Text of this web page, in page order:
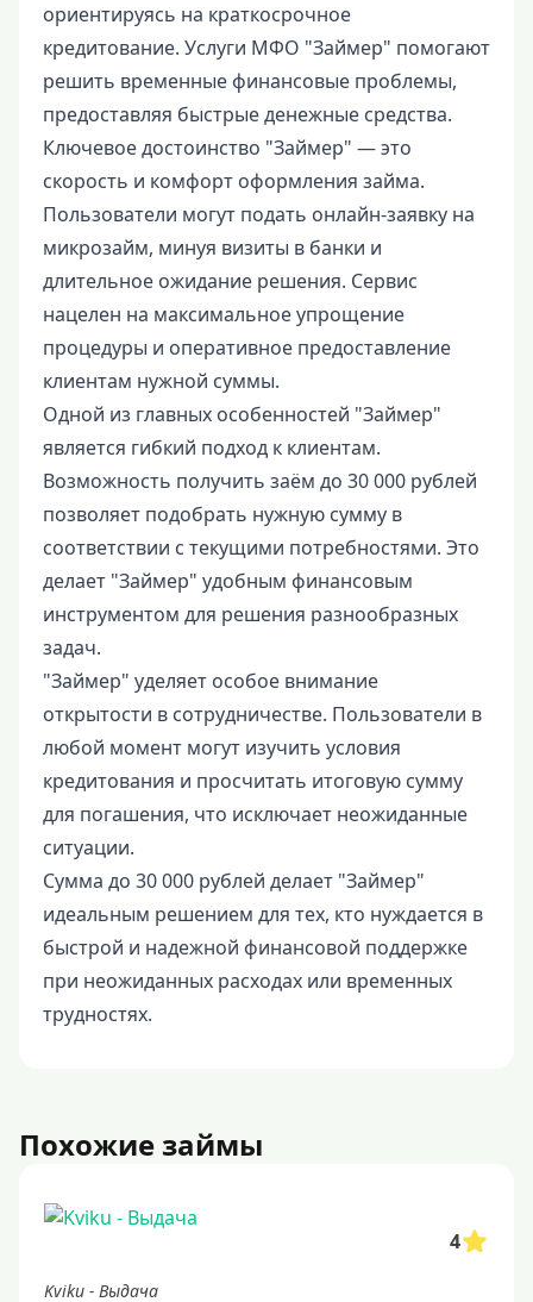
ориентируясь на краткосрочное
кредитование. Услуги МФО "Займер" помогают
решить временные финансовые проблемы,
предоставляя быстрые денежные средства.
Ключевое достоинство "Займер" — это
скорость и комфорт оформления займа.
Пользователи могут подать онлайн-заявку на
микрозайм, минуя визиты в банки и
длительное ожидание решения. Сервис
нацелен на максимальное упрощение
процедуры и оперативное предоставление
клиентам нужной суммы.
Одной из главных особенностей "Займер"
является гибкий подход к клиентам.
Возможность получить заём до 30 000 рублей
позволяет подобрать нужную сумму в
соответствии с текущими потребностями. Это
делает "Займер" удобным финансовым
инструментом для решения разнообразных
задач.
"Займер" уделяет особое внимание
открытости в сотрудничестве. Пользователи в
любой момент могут изучить условия
кредитования и просчитать итоговую сумму
для погашения, что исключает неожиданные
ситуации.
Сумма до 30 000 рублей делает "Займер"
идеальным решением для тех, кто нуждается в
быстрой и надежной финансовой поддержке
при неожиданных расходах или временных
трудностях.
Похожие займы
4
Kviku - Выдача